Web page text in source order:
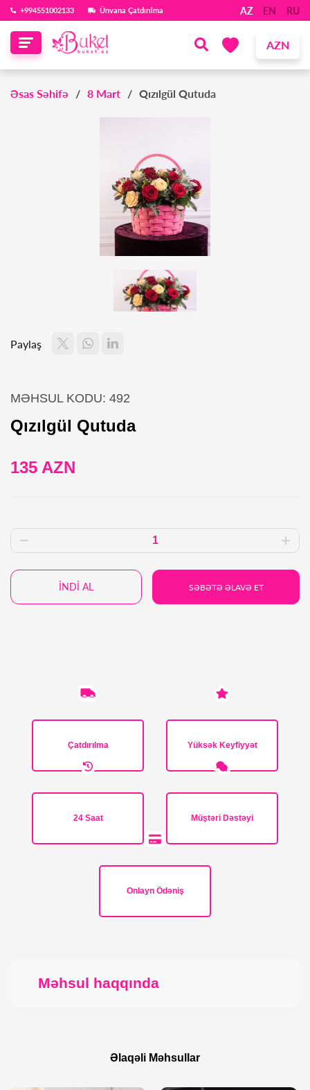
‪+994551002133‬ Ünvana Çatdırılma AZ EN RU
AZN
Əsas Səhifə 8 Mart Qızılgül Qutuda
Paylaş
MƏHSUL KODU: 492
Qızılgül Qutuda
135 AZN
İNDİ AL SƏBƏTƏ ƏLAVƏ ET
Çatdırılma Yüksək Keyfiyyət
24 Saat Müştəri Dəstəyi
Onlayn Ödəniş
Məhsul haqqında
Əlaqəli Məhsullar